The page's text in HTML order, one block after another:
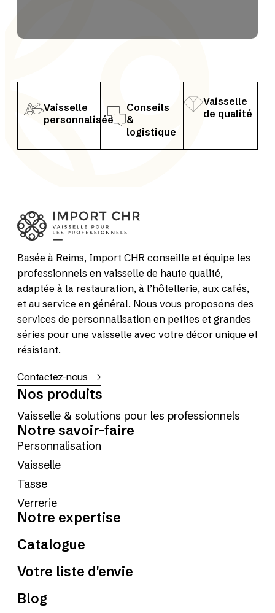
Vaisselle
personnalisée
Conseils
&
logistique
Vaisselle
de qualité
Basée à Reims, Import CHR conseille et équipe les
professionnels en vaisselle de haute qualité,
adaptée à la restauration, à l’hôtellerie, aux cafés,
et au service en général. Nous vous proposons des
services de personnalisation en petites et grandes
séries pour une vaisselle avec votre décor unique et
résistant.
Contactez-nous
Nos produits
Vaisselle & solutions pour les professionnels
Notre savoir-faire
Personnalisation
Vaisselle
Tasse
Verrerie
Notre expertise
Catalogue
Votre liste d'envie
Blog